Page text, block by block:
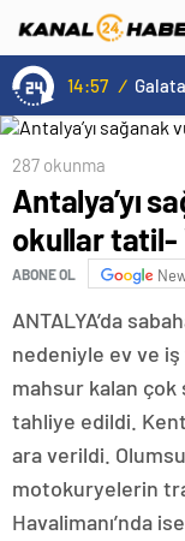
14:57 /
287 okunma
Antalya’yı
okullar tatil-
ABONE OL
ANTALYA’da
nedeniyle ev ve
mahsur kalan çok
tahliye edildi.
ara verildi.
motokuryelerin
Havalimanı’nda